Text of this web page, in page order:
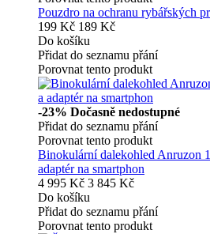
Pouzdro na ochranu rybářských
199 Kč 189 Kč
Do košíku
Přidat do seznamu přání
Porovnat tento produkt
-23% Dočasně nedostupné
Přidat do seznamu přání
Porovnat tento produkt
Binokulární dalekohled Anruzon
adaptér na smartphon
4 995 Kč 3 845 Kč
Do košíku
Přidat do seznamu přání
Porovnat tento produkt